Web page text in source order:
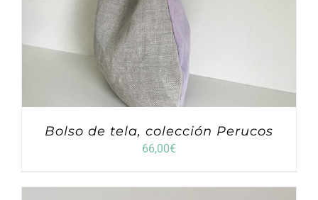
Bolso de tela, colección Perucos
66,00€